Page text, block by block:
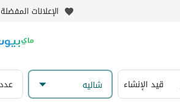
الإعلانات المفضلة
قيد الإنشاء شاليه